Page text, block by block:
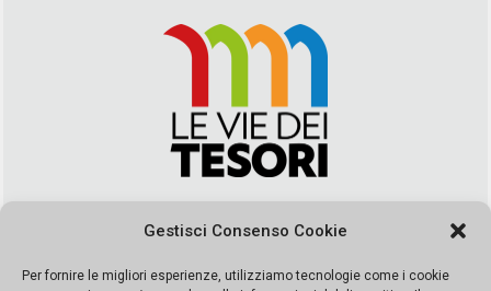
Gestisci Consenso Cookie
Per fornire le migliori esperienze, utilizziamo tecnologie come i cookie
segreteria@leviedeitesori.it